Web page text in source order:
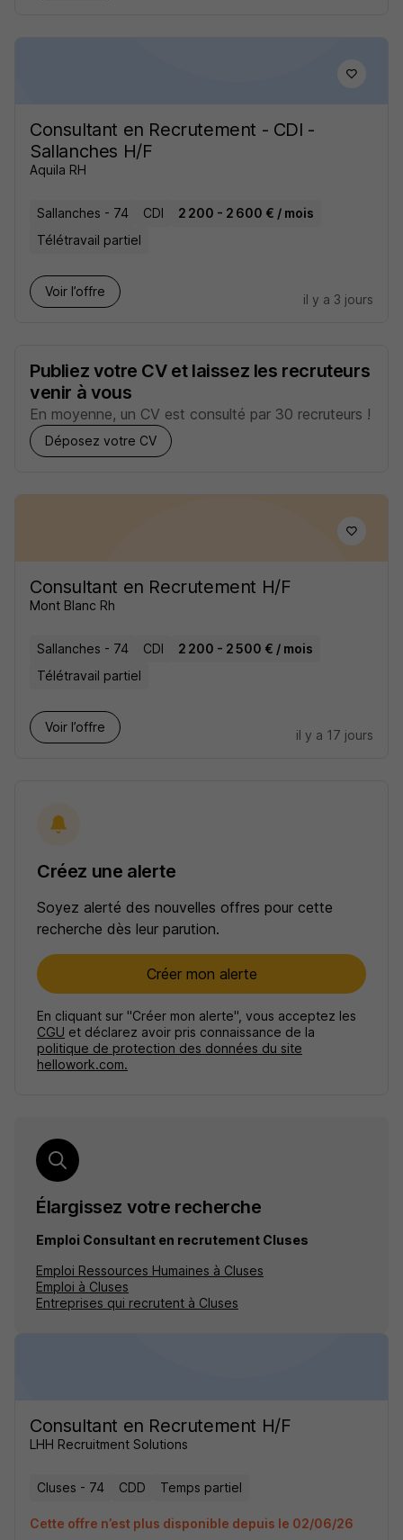
Consultant en Recrutement - CDI -
Sallanches H/F
Aquila RH
Sallanches - 74 CDI
2 200 - 2 600 € / mois
Télétravail partiel
Voir l’offre
il y a 3 jours
Publiez votre CV et laissez les recruteurs
venir à vous
En moyenne, un CV est consulté par 30 recruteurs !
Déposez votre CV
Consultant en Recrutement H/F
Mont Blanc Rh
Sallanches - 74 CDI
2 200 - 2 500 € / mois
Télétravail partiel
Voir l’offre
il y a 17 jours
Créez une alerte
Soyez alerté des nouvelles offres pour cette
recherche dès leur parution.
Créer mon alerte
En cliquant sur "Créer mon alerte", vous acceptez les
CGU et déclarez avoir pris connaissance de la
politique de protection des données du site
hellowork.com.
Élargissez votre recherche
Emploi Consultant en recrutement Cluses
Emploi Ressources Humaines à Cluses
Emploi à Cluses
Entreprises qui recrutent à Cluses
Consultant en Recrutement H/F
LHH Recruitment Solutions
Cluses - 74 CDD Temps partiel
Cette offre n’est plus disponible depuis le 02/06/26